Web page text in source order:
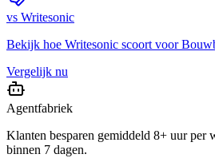
vs Writesonic
Bekijk hoe Writesonic scoort voor
Vergelijk nu
Agentfabriek
Klanten besparen gemiddeld 8+ uur per
binnen 7 dagen.